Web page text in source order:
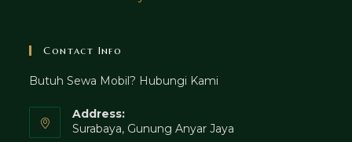
Contact Info
Butuh Sewa Mobil? Hubungi Kami
Address:
Surabaya, Gunung Anyar Jaya